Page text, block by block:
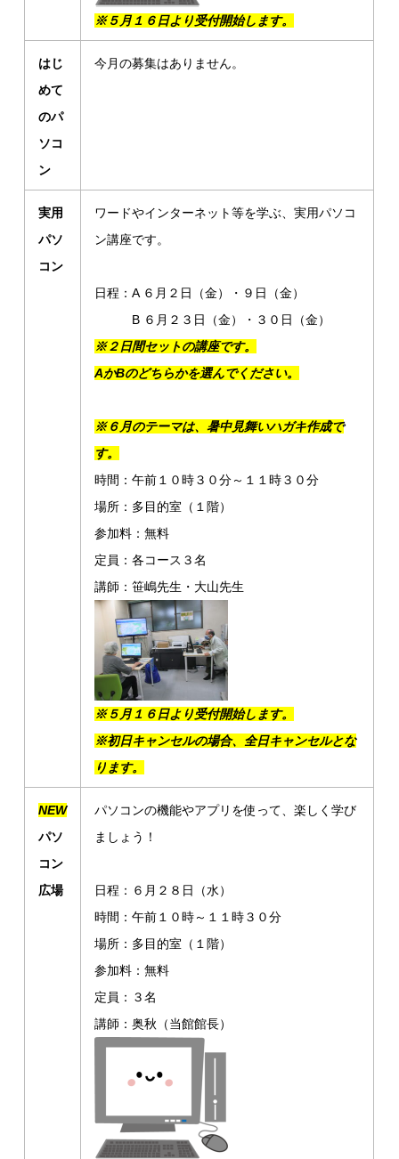
※５月１６日より受付開始します。
はじ
めて
のパ
ソコ
ン
今月の募集はありません。
実用
パソ
コン
ワードやインターネット等を学ぶ、実用パソコ
ン講座です。
日程：A ６月２日（金）・９日（金）
B ６月２３日（金）・３０日（金）
※２日間セットの講座です。
AかBのどちらかを選んでください。
※６月のテーマは、暑中見舞いハガキ作成で
す。
時間：午前１０時３０分～１１時３０分
場所：多目的室（１階）
参加料：無料
定員：各コース３名
講師：笹嶋先生・大山先生
※５月１６日より受付開始します。
※初日キャンセルの場合、全日キャンセルとな
ります。
NEW
パソ
コン
広場
パソコンの機能やアプリを使って、楽しく学び
ましょう！
日程：６月２８日（水）
時間：午前１０時～１１時３０分
場所：多目的室（１階）
参加料：無料
定員：３名
講師：奥秋（当館館長）